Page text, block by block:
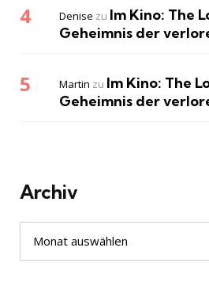
Denise zu Im Kino: The
Geheimnis der
Martin zu Im Kino: The
Geheimnis der
Archiv